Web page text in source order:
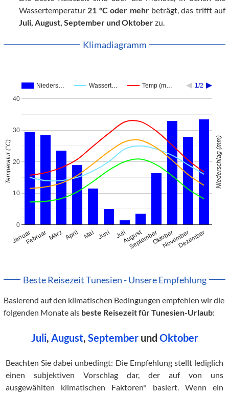
Wassertemperatur 21 °C oder mehrbeträgt, das trifft auf
Juli, August, September und Oktoberzu.
Klimadiagramm
Nieders… Wassert… Temp (m… 1/2
JanuarFebruar März April Mai Juni JuliAugust
SeptemberOktober
NovemberDezember
0
10
20
30
40
Temperatur (°C) Niederschlag (mm)
Beste Reisezeit Tunesien - Unsere Empfehlung
Basierend auf den klimatischen Bedingungen empfehlen wir die
folgenden Monate als beste Reisezeit für Tunesien-Urlaub:
Juli, August, Septemberund Oktober
Beachten Sie dabei unbedingt: Die Empfehlung stellt lediglich
einen subjektiven Vorschlag dar, der auf von uns
ausgewählten klimatischen Faktoren* basiert. Wenn ein